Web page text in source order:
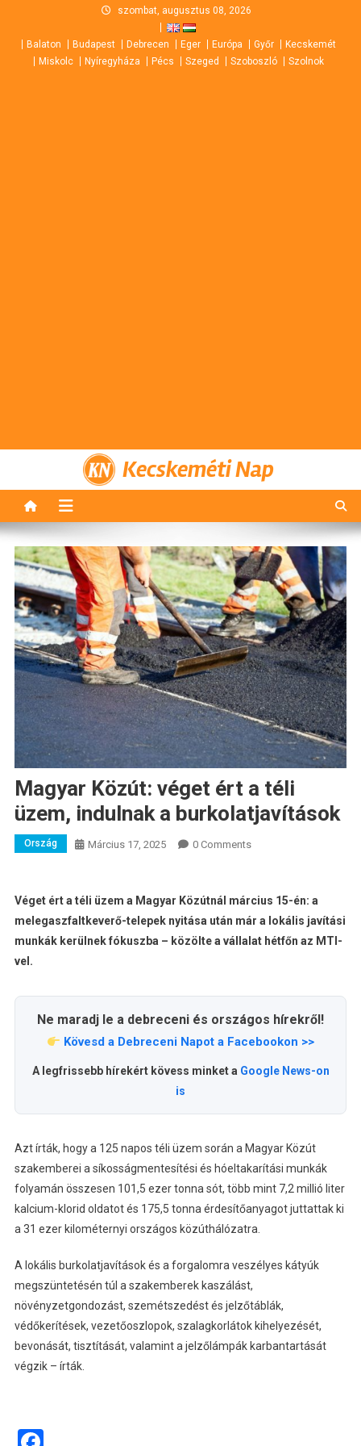
content
szombat, augusztus 08, 2026
Balaton Budapest Debrecen Eger Európa Győr
Kecskemét
Miskolc
Nyíregyháza Pécs Szeged Szoboszló Szolnok
Kecskeméti Nap
Magyar Közút: véget ért a téli
üzem, indulnak a burkolatjavítások
Ország Március 17, 2025 0 Comments
Véget ért a téli üzem a Magyar Közútnál március 15-én: a
melegaszfaltkeverő-telepek nyitása után már a lokális javítási
munkák kerülnek fókuszba – közölte a vállalat hétfőn az MTI-
vel.
Ne maradj le a debreceni és országos hírekről!
Kövesd a Debreceni Napot a Facebookon >>
A legfrissebb hírekért kövess minket a Google News-on
is
Azt írták, hogy a 125 napos téli üzem során a Magyar Közút
szakemberei a síkosságmentesítési és hóeltakarítási munkák
folyamán összesen 101,5 ezer tonna sót, több mint 7,2 millió liter
kalcium-klorid oldatot és 175,5 tonna érdesítőanyagot juttattak ki
a 31 ezer kilométernyi országos közúthálózatra.
A lokális burkolatjavítások és a forgalomra veszélyes kátyúk
megszüntetésén túl a szakemberek kaszálást,
növényzetgondozást, szemétszedést és jelzőtáblák,
védőkerítések, vezetőoszlopok, szalagkorlátok kihelyezését,
bevonását, tisztítását, valamint a jelzőlámpák karbantartását
végzik – írták.